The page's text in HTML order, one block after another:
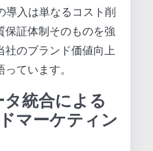
導入は単なるコスト削
保証体制そのものを強
社のブランド価値向上
ています。
統合による
マーケティン